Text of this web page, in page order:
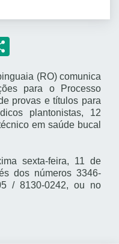
(RO) comunica
para o Processo
provas e títulos para
plantonistas, 12
em saúde bucal
sexta-feira, 11 de
dos números 3346-
/ 8130-0242, ou no